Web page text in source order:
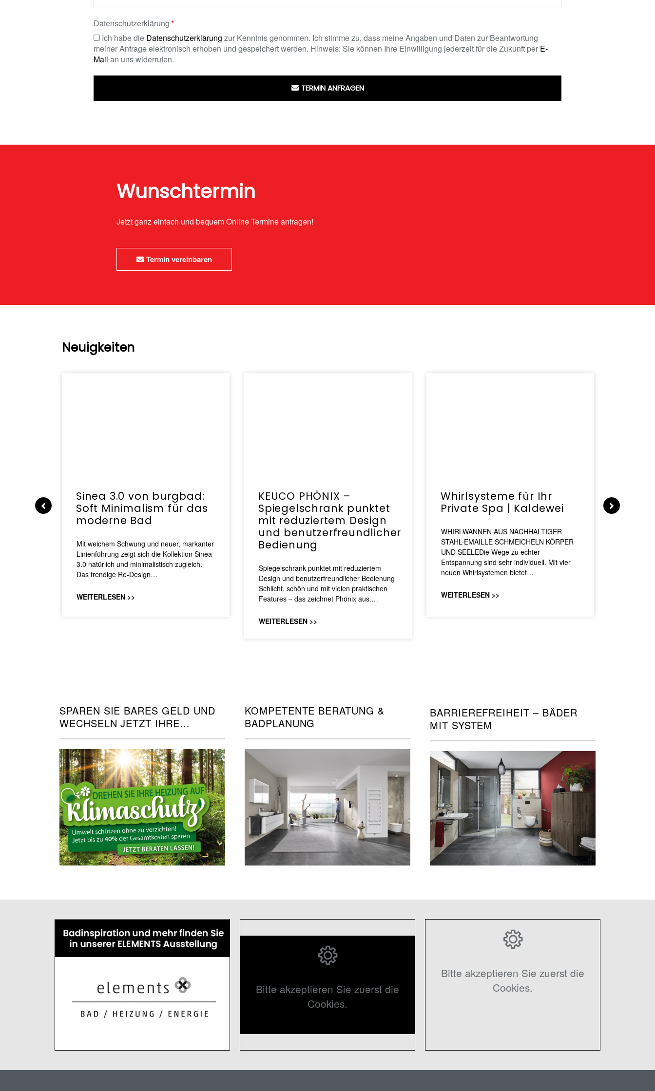
Datenschutzerklärung
Ich habe die Datenschutzerklärung zur Kenntnis genommen. Ich stimme zu, dass meine Angaben und Daten zur Beantwortung
meiner Anfrage elektronisch erhoben und gespeichert werden. Hinweis: Sie können Ihre Einwilligung jederzeit für die Zukunft per E-
Mail an uns widerrufen.
TERMIN ANFRAGEN
Wunschtermin
Jetzt ganz einfach und bequem Online Termine anfragen!
Termin vereinbaren
Neuigkeiten
Sinea 3.0 von burgbad:
Soft Minimalism für das
moderne Bad
Mit weichem Schwung und neuer, markanter
Linienführung zeigt sich die Kollektion Sinea
3.0 natürlich und minimalistisch zugleich.
Das trendige Re-Design…
WEITERLESEN >>
KEUCO PHÖNIX –
Spiegelschrank punktet
mit reduziertem Design
und benutzerfreundlicher
Bedienung
Spiegelschrank punktet mit reduziertem
Design und benutzerfreundlicher Bedienung
Schlicht, schön und mit vielen praktischen
Features – das zeichnet Phönix aus.…
WEITERLESEN >>
Whirlsysteme für Ihr
Private Spa | Kaldewei
WHIRLWANNEN AUS NACHHALTIGER
STAHL-EMAILLE SCHMEICHELN KÖRPER
UND SEELEDie Wege zu echter
Entspannung sind sehr individuell. Mit vier
neuen Whirlsystemen bietet…
WEITERLESEN >>
SPAREN SIE BARES GELD UND
WECHSELN JETZT IHRE
HEIZUNG!
KOMPETENTE BERATUNG &
BADPLANUNG
BARRIEREFREIHEIT – BÄDER
MIT SYSTEM
Bitte akzeptieren Sie zuerst die
Cookies.
Bitte akzeptieren Sie zuerst die
Cookies.